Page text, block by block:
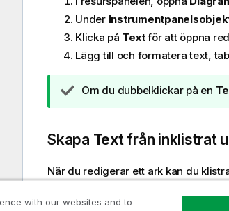
Under
Klicka på Textför att öppna
Lägg till och formatera text,
A
e
k
n
i
Om du dubbelklickar på en
Skapa Textfrån inklistrat
När du redigerar ett ark kan du
with our websites and to